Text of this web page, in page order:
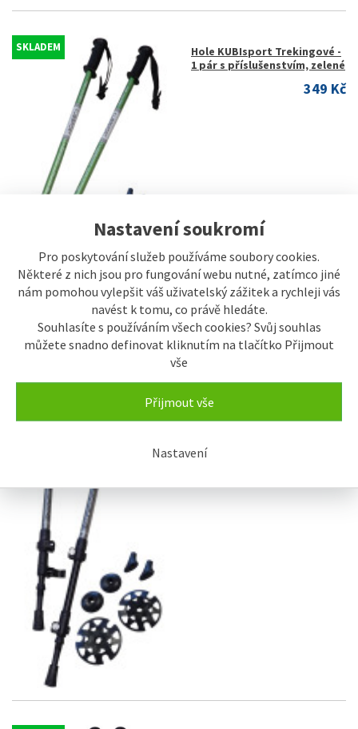
Nastavení soukromí
Pro poskytování služeb používáme soubory cookies.
Některé z nich jsou pro fungování webu nutné, zatímco jiné
nám pomohou vylepšit váš uživatelský zážitek a rychleji vás
navést k tomu, co právě hledáte.
Souhlasíte s používáním všech cookies? Svůj souhlas
můžete snadno definovat kliknutím na tlačítko Přijmout
vše
Přijmout vše
Nastavení
SKLADEM
Hole KUBIsport Trekingové -
1 pár s příslušenstvím, zelené
349 Kč
SKLADEM
Hole KUBIsport Trekingové s